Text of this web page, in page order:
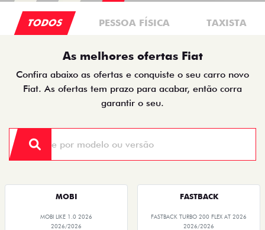
TODOS PESSOA FÍSICA TAXISTA
As melhores ofertas Fiat
Confira abaixo as ofertas e conquiste o seu carro novo
Fiat. As ofertas tem prazo para acabar, então corra
garantir o seu.
MOBI
MOBI LIKE 1.0 2026
2026/2026
FASTBACK
FASTBACK TURBO 200 FLEX AT 2026
2026/2026